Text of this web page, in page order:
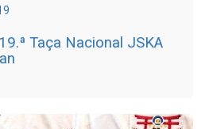
Taça Nacional JSKA